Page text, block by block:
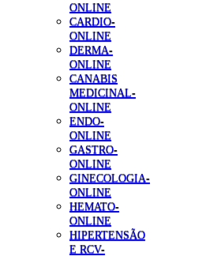
ONLINE
CARDIO-
ONLINE
DERMA-
ONLINE
CANABIS
MEDICINAL-
ONLINE
ENDO-
ONLINE
GASTRO-
ONLINE
GINECOLOGIA-
ONLINE
HEMATO-
ONLINE
HIPERTENSÃO
E RCV-